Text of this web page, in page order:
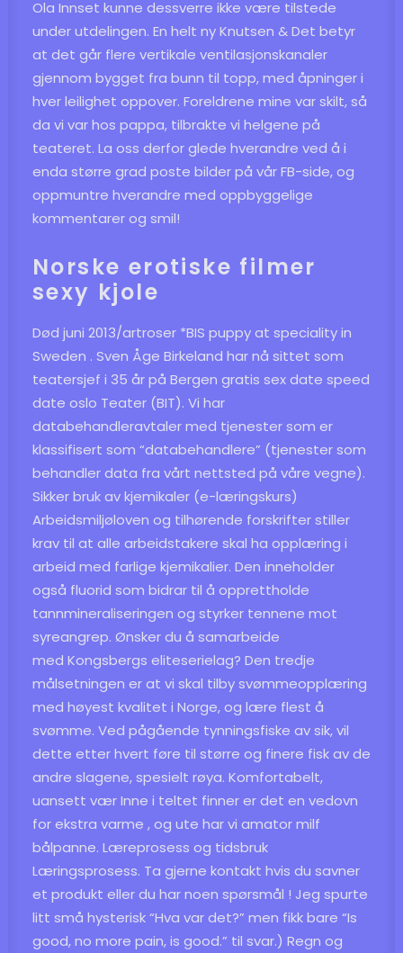
Ola Innset kunne dessverre ikke være tilstede
under utdelingen. En helt ny Knutsen & Det betyr
at det går flere vertikale ventilasjonskanaler
gjennom bygget fra bunn til topp, med åpninger i
hver leilighet oppover. Foreldrene mine var skilt, så
da vi var hos pappa, tilbrakte vi helgene på
teateret. La oss derfor glede hverandre ved å i
enda større grad poste bilder på vår FB-side, og
oppmuntre hverandre med oppbyggelige
kommentarer og smil!
Norske erotiske filmer
sexy kjole
Død juni 2013/artroser *BIS puppy at speciality in
Sweden . Sven Åge Birkeland har nå sittet som
teatersjef i 35 år på Bergen gratis sex date speed
date oslo Teater (BIT). Vi har
databehandleravtaler med tjenester som er
klassifisert som “databehandlere” (tjenester som
behandler data fra vårt nettsted på våre vegne).
Sikker bruk av kjemikaler (e-læringskurs)
Arbeidsmiljøloven og tilhørende forskrifter stiller
krav til at alle arbeidstakere skal ha opplæring i
arbeid med farlige kjemikalier. Den inneholder
også fluorid som bidrar til å opprettholde
tannmineraliseringen og styrker tennene mot
syreangrep. Ønsker du å samarbeide
med Kongsbergs eliteserielag? Den tredje
målsetningen er at vi skal tilby svømmeopplæring
med høyest kvalitet i Norge, og lære flest å
svømme. Ved pågående tynningsfiske av sik, vil
dette etter hvert føre til større og finere fisk av de
andre slagene, spesielt røya. Komfortabelt,
uansett vær Inne i teltet finner er det en vedovn
for ekstra varme , og ute har vi amator milf
bålpanne. Læreprosess og tidsbruk
Læringsprosess. Ta gjerne kontakt hvis du savner
et produkt eller du har noen spørsmål ! Jeg spurte
litt små hysterisk “Hva var det?” men fikk bare “Is
good, no more pain, is good.” til svar.) Regn og